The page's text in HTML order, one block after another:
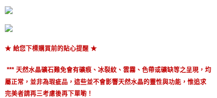
★ 給您下標購買前的貼心提醒 ★
*** 天然水晶礦石難免會有礦痕、冰裂紋、雲霧、色帶或礦缺等之呈現，均
屬正常，並非為瑕疵品，這些並不會影響天然水晶的靈性與功能，惟追求
完美者請再三考慮後再下單喲！